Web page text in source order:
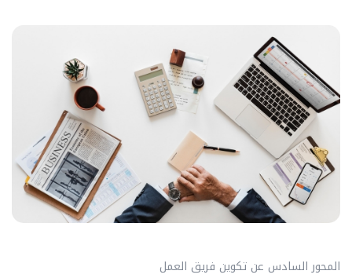
المحور السادس عن تكوين فريق العمل